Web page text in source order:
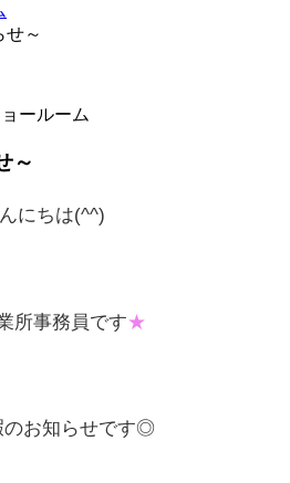
せ～
ールーム
～
にちは(^^)
所事務員です★
お知らせです◎